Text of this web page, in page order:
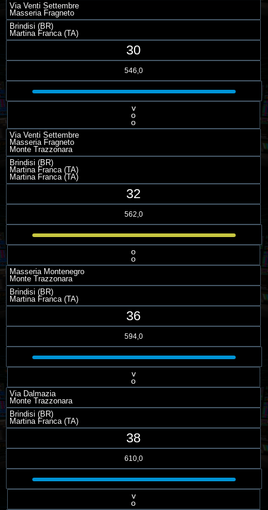
Via Venti Settembre
Masseria Fragneto
Brindisi (BR)
Martina Franca (TA)
30
546,0
v
o
o
Via Venti Settembre
Masseria Fragneto
Monte Trazzonara
Brindisi (BR)
Martina Franca (TA)
Martina Franca (TA)
32
562,0
o
o
Masseria Montenegro
Monte Trazzonara
Brindisi (BR)
Martina Franca (TA)
36
594,0
v
o
Via Dalmazia
Monte Trazzonara
Brindisi (BR)
Martina Franca (TA)
38
610,0
v
o